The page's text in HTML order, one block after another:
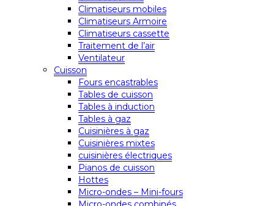
Climatiseurs mobiles
Climatiseurs Armoire
Climatiseurs cassette
Traitement de l’air
Ventilateur
Cuisson
Fours encastrables
Tables de cuisson
Tables à induction
Tables à gaz
Cuisinières à gaz
Cuisinières mixtes
cuisinières électriques
Pianos de cuisson
Hottes
Micro-ondes – Mini-fours